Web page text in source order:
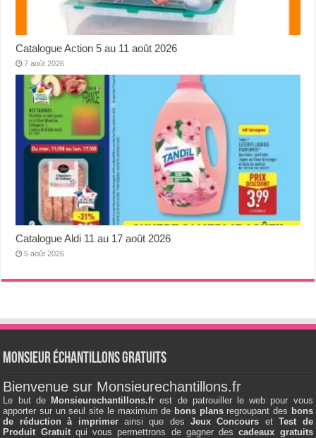
Catalogue Action 5 au 11 août 2026
7 août 2026
Catalogue Aldi 11 au 17 août 2026
5 août 2026
Monsieur échantillons Gratuits
Bienvenue sur Monsieurechantillons.fr
Le but de Monsieurechantillons.fr est de patrouiller le web pour vous
apporter sur un seul site le maximum de bons plansregroupant des bons
de réduction à imprimerainsi que desJeux Concours etTest de
Produit Gratuitqui vous permettrons de gagner descadeaux gratuits